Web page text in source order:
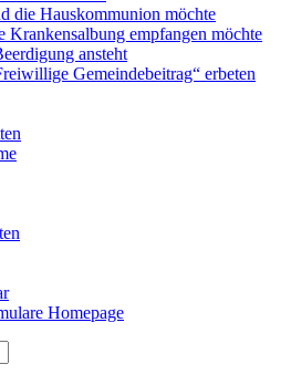
die Hauskommunion möchte
empfangen möchte
ansteht
Gemeindebeitrag“ erbeten
Homepage